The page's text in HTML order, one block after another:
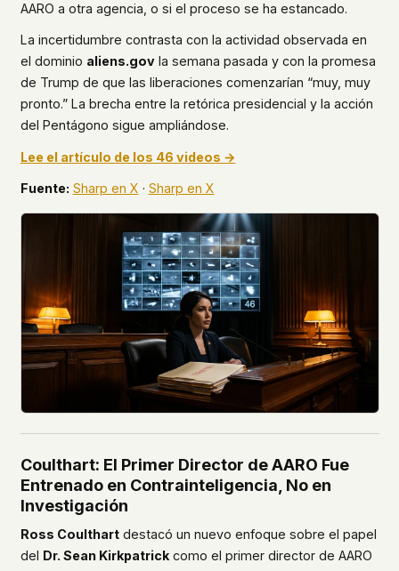
AARO a otra agencia, o si el proceso se ha estancado.
La incertidumbre contrasta con la actividad observada en
el dominio aliens.govla semana pasada y con la promesa
de Trump de que las liberaciones comenzarían “muy, muy
pronto.” La brecha entre la retórica presidencial y la acción
del Pentágono sigue ampliándose.
Lee el artículo de los 46 videos →
Fuente: Sharp en X · Sharp en X
Coulthart: El Primer Director de AARO Fue
Entrenado en Contrainteligencia, No en
Investigación
Ross Coulthartdestacó un nuevo enfoque sobre el papel
del Dr. Sean Kirkpatrickcomo el primer director de AARO